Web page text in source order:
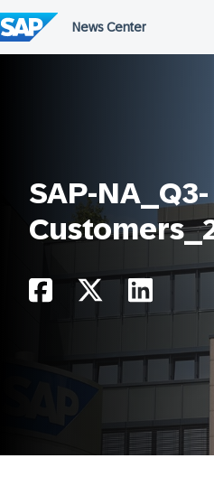
al
contenuto
SAP-NA_Q3-